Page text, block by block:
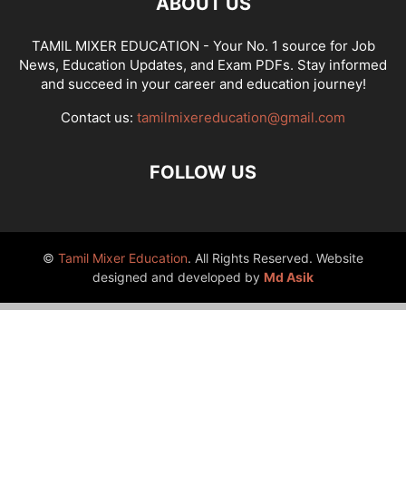
TAMIL MIXER EDUCATION - Your No. 1 source for Job
News, Education Updates, and Exam PDFs. Stay informed
and succeed in your career and education journey!
Contact us: tamilmixereducation@gmail.com
FOLLOW US
© Tamil Mixer Education. All Rights Reserved. Website
designed and developed by Md Asik